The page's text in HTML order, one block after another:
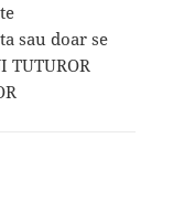
sau doar se
TUTUROR